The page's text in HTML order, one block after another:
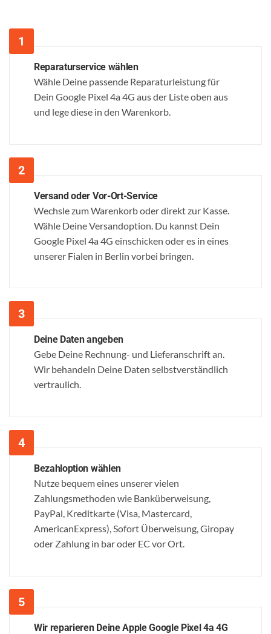
Reparaturservice wählen
Wähle Deine passende Reparaturleistung für
Dein Google Pixel 4a 4G aus der Liste oben aus
und lege diese in den Warenkorb.
Versand oder Vor-Ort-Service
Wechsle zum Warenkorb oder direkt zur Kasse.
Wähle Deine Versandoption. Du kannst Dein
Google Pixel 4a 4G einschicken oder es in eines
unserer Fialen in Berlin vorbei bringen.
Deine Daten angeben
Gebe Deine Rechnung- und Lieferanschrift an.
Wir behandeln Deine Daten selbstverständlich
vertraulich.
Bezahloption wählen
Nutze bequem eines unserer vielen
Zahlungsmethoden wie Banküberweisung,
PayPal, Kreditkarte (Visa, Mastercard,
AmericanExpress), Sofort Überweisung, Giropay
oder Zahlung in bar oder EC vor Ort.
Wir reparieren Deine Apple Google Pixel 4a 4G